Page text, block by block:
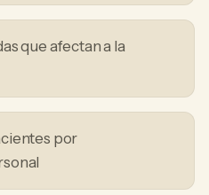
que afectan a la
por